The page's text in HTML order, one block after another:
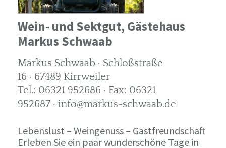
Wein- und Sektgut, Gästehaus
Markus Schwaab
Markus Schwaab · Schloßstraße
16 · 67489 Kirrweiler
Tel.: 06321 952686 · Fax: 06321
952687 · info@markus-schwaab.de
Lebenslust – Weingenuss – Gastfreundschaft
Erleben Sie ein paar wunderschöne Tage in